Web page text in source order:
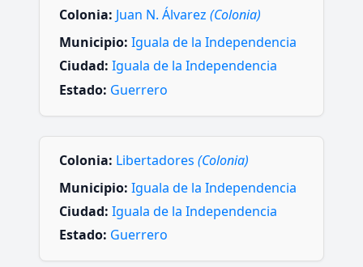
Colonia: Juan N. Álvarez (Colonia)
Municipio: Iguala de la Independencia
Ciudad: Iguala de la Independencia
Estado: Guerrero
Colonia: Libertadores (Colonia)
Municipio: Iguala de la Independencia
Ciudad: Iguala de la Independencia
Estado: Guerrero